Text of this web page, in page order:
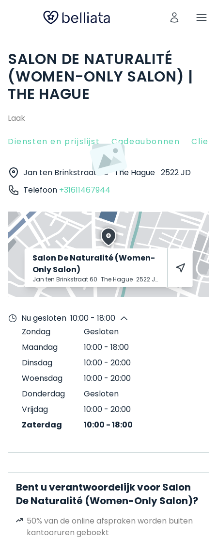
SALON DE NATURALITÉ
(WOMEN-ONLY SALON) |
THE HAGUE
Laak
Diensten en prijslijst Cadeaubonnen
Jan ten Brinkstraat 60 The Hague 2522 JD
Telefoon +31611467944
Salon De Naturalité (Women-
Only Salon)
Jan ten Brinkstraat 60 The Hague 2522 JD
Nu gesloten 10:00 - 18:00
Zondag
Gesloten
Maandag
10:00 - 18:00
Dinsdag
10:00 - 20:00
Woensdag
10:00 - 20:00
Donderdag
Gesloten
Vrijdag
10:00 - 20:00
Zaterdag
10:00 -18:00
Bent u verantwoordelijk voor Salon
De Naturalité (Women-Only Salon)?
50% van de online afspraken worden buiten
kantooruren geboekt